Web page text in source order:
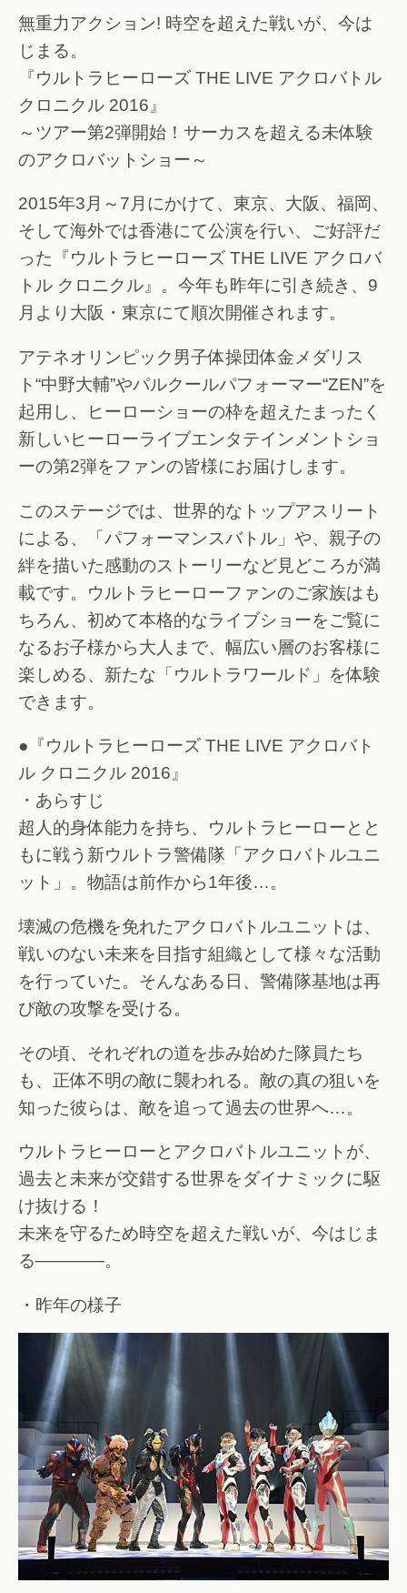
無重力アクション! 時空を超えた戦いが、今は
じまる。
『ウルトラヒーローズ THE LIVE アクロバトル
クロニクル 2016』
～ツアー第2弾開始！サーカスを超える未体験
のアクロバットショー～
2015年3月～7月にかけて、東京、大阪、福岡、
そして海外では香港にて公演を行い、ご好評だ
った『ウルトラヒーローズ THE LIVE アクロバ
トル クロニクル』。今年も昨年に引き続き、9
月より大阪・東京にて順次開催されます。
アテネオリンピック男子体操団体金メダリス
ト“中野大輔”やパルクールパフォーマー“ZEN”を
起用し、ヒーローショーの枠を超えたまったく
新しいヒーローライブエンタテインメントショ
ーの第2弾をファンの皆様にお届けします。
このステージでは、世界的なトップアスリート
による、「パフォーマンスバトル」や、親子の
絆を描いた感動のストーリーなど見どころが満
載です。ウルトラヒーローファンのご家族はも
ちろん、初めて本格的なライブショーをご覧に
なるお子様から大人まで、幅広い層のお客様に
楽しめる、新たな「ウルトラワールド」を体験
できます。
●『ウルトラヒーローズ THE LIVE アクロバト
ル クロニクル 2016』
・あらすじ
超人的身体能力を持ち、ウルトラヒーローとと
もに戦う新ウルトラ警備隊「アクロバトルユニ
ット」。物語は前作から1年後…。
壊滅の危機を免れたアクロバトルユニットは、
戦いのない未来を目指す組織として様々な活動
を行っていた。そんなある日、警備隊基地は再
び敵の攻撃を受ける。
その頃、それぞれの道を歩み始めた隊員たち
も、正体不明の敵に襲われる。敵の真の狙いを
知った彼らは、敵を追って過去の世界へ…。
ウルトラヒーローとアクロバトルユニットが、
過去と未来が交錯する世界をダイナミックに駆
け抜ける！
未来を守るため時空を超えた戦いが、今はじま
る――――。
・昨年の様子